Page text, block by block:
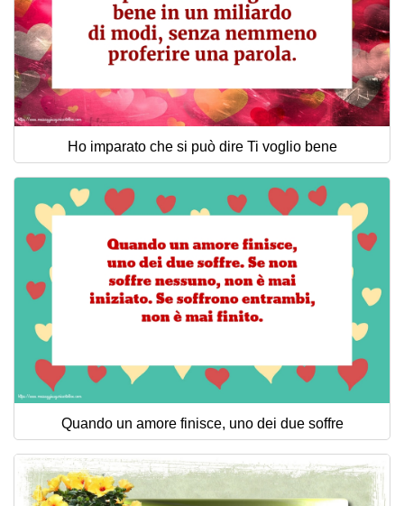
Ho imparato che si può dire Ti voglio bene
Quando un amore finisce, uno dei due soffre